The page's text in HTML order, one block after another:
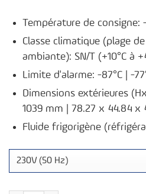
Température de consigne:
Classe climatique (plage
ambiante): SN/T (+10°C à
Limite d'alarme: -87°C | -
Dimensions extérieures
1039 mm | 78.27 x 44.84 x
Fluide frigorigène